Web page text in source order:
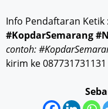
Info Pendaftaran Ketik :
#KopdarSemarang
contoh:
kirim ke 087731731131